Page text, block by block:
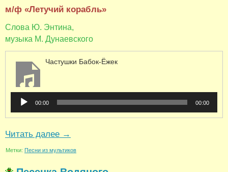
м/ф «Летучий корабль»
Слова Ю. Энтина,
музыка М. Дунаевского
Частушки Бабок-Ёжек
Аудиоплеер
00:00 00:00
Читать далее →
Метки: Песни из мультиков